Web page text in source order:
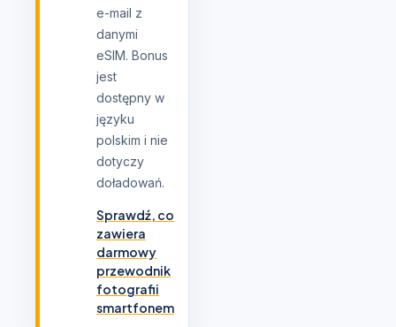
e-mail z
danymi
eSIM. Bonus
jest
dostępny w
języku
polskim i nie
dotyczy
doładowań.
Sprawdź, co
zawiera
darmowy
przewodnik
fotografii
smartfonem